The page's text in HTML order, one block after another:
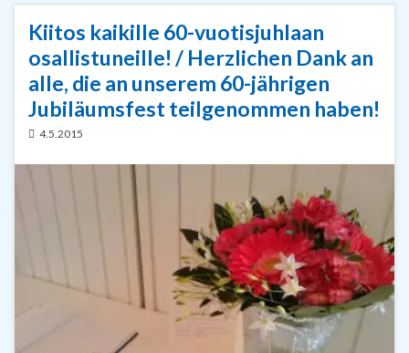
Kiitos kaikille 60-vuotisjuhlaan
osallistuneille! / Herzlichen Dank an
alle, die an unserem 60-jährigen
Jubiläumsfest teilgenommen haben!
4.5.2015